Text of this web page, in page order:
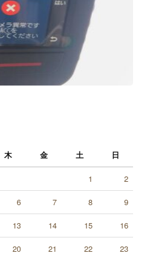
木 金 土 日
1 2
6 7 8 9
13 14 15 16
20 21 22 23